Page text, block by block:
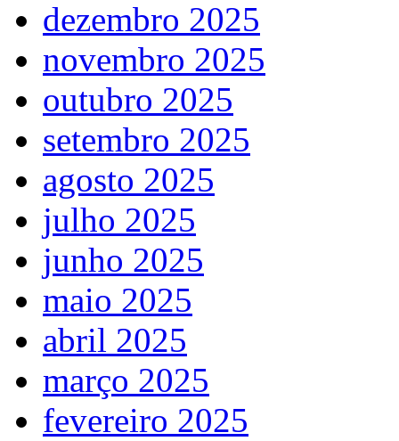
dezembro 2025
novembro 2025
outubro 2025
setembro 2025
agosto 2025
julho 2025
junho 2025
maio 2025
abril 2025
março 2025
fevereiro 2025